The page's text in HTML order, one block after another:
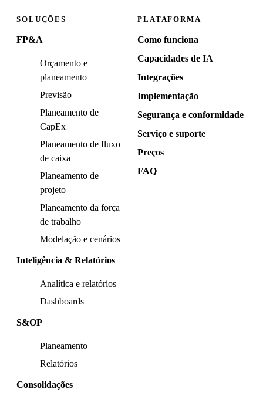
SOLUÇÕES
FP&A
Orçamento e
planeamento
Previsão
Planeamento de
CapEx
Planeamento de fluxo
de caixa
Planeamento de
projeto
Planeamento da força
de trabalho
Modelação e cenários
Inteligência & Relatórios
Analítica e relatórios
Dashboards
S&OP
Planeamento
Relatórios
Consolidações
PLATAFORMA
Como funciona
Capacidades de IA
Integrações
Implementação
Segurança e conformidade
Serviço e suporte
Preços
FAQ